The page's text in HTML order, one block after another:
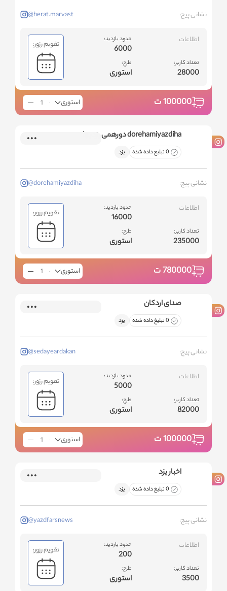
نشانی پیج: @herat.marvast
اطلاعات
تعداد کاربر:
28000
حدود بازدید:
6000
طرح:
استوری
تقویم رزور:
100000ت استوری
dorehamiyazdiha دورهمی یزدیها
0 تبلیغ داده شده یزد
نشانی پیج: @dorehamiyazdiha
اطلاعات
تعداد کاربر:
235000
حدود بازدید:
16000
طرح:
استوری
تقویم رزور:
780000ت استوری
صدای اردکان
0 تبلیغ داده شده یزد
نشانی پیج: @sedayeardakan
اطلاعات
تعداد کاربر:
82000
حدود بازدید:
5000
طرح:
استوری
تقویم رزور:
100000ت استوری
اخبار یزد
0 تبلیغ داده شده یزد
نشانی پیج: @yazdfarsnews
اطلاعات
تعداد کاربر:
3500
حدود بازدید:
200
طرح:
استوری
تقویم رزور: